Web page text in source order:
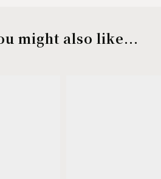
might also like...